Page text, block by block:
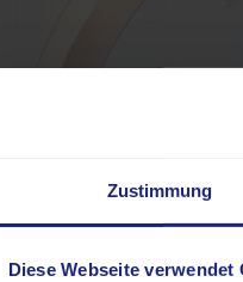
Zustimmung
Diese Webseite verwendet